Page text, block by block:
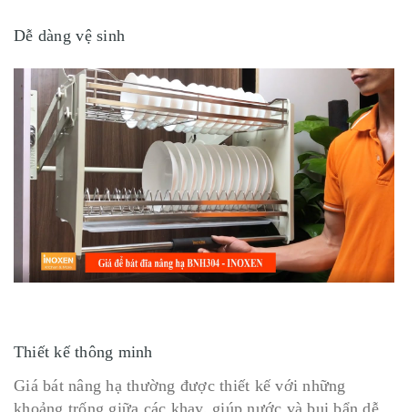
Dễ dàng vệ sinh
Thiết kế thông minh
Giá bát nâng hạ thường được thiết kế với những